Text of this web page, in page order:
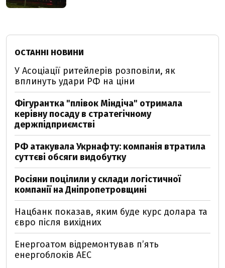
ОСТАННІ НОВИНИ
У Асоціації ритейлерів розповіли, як
вплинуть удари РФ на ціни
Фігурантка "плівок Міндіча" отримала
керівну посаду в стратегічному
держпідприємстві
РФ атакувала Укрнафту: компанія втратила
суттєві обсяги видобутку
Росіяни поцілили у склади логістичної
компанії на Дніпропетровщині
Нацбанк показав, яким буде курс долара та
євро після вихідних
Енергоатом відремонтував п’ять
енергоблоків АЕС